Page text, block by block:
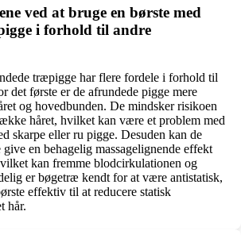
ved at bruge en børste med
i forhold til andre
træpigge har flere fordele i forhold til
det første er de afrundede pigge mere
og hovedbunden. De mindsker risikoen
håret, hvilket kan være et problem med
skarpe eller ru pigge. Desuden kan de
en behagelig massagelignende effekt
kan fremme blodcirkulationen og
er bøgetræ kendt for at være antistatisk,
effektiv til at reducere statisk
hår.